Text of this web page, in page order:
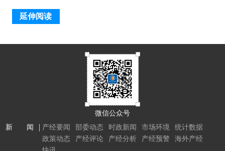
延伸阅读
微信公众号
新 闻
产经要闻 部委动态 时政新闻 市场环境
统计数据
政策动态
产经评论 产经分析 产经预警
海外产经